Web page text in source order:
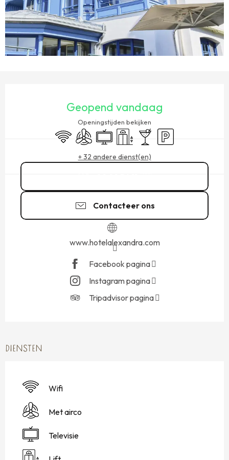
Geopend vandaag
Openingstijden bekijken
Wifi Met aircoTelevisie
Lift Bar / Versnaperingsbar
Parkeerplaats
+ 32 andere dienst(en)
Contacteer ons
www.hotelalexandra.com
Facebook pagina
Instagram pagina
Tripadvisor pagina
DIENSTEN
Wifi
Met airco
Televisie